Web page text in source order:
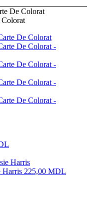
De Colorat
Harris 225,00 MDL